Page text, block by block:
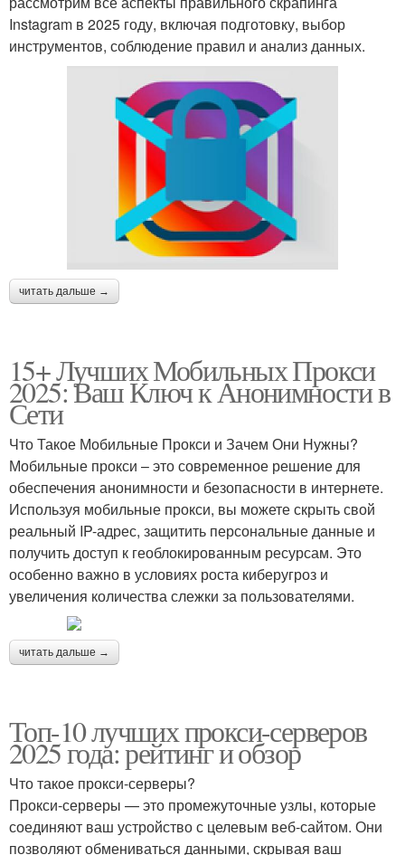
Instagram в 2025 году, включая подготовку, выбор
инструментов, соблюдение правил и анализ данных.
читать дальше →
15+ Лучших Мобильных Прокси
2025: Ваш Ключ к Анонимности в
Сети
Что Такое Мобильные Прокси и Зачем Они Нужны?
Мобильные прокси – это современное решение для
обеспечения анонимности и безопасности в интернете.
Используя мобильные прокси, вы можете скрыть свой
реальный IP-адрес, защитить персональные данные и
получить доступ к геоблокированным ресурсам. Это
особенно важно в условиях роста киберугроз и
увеличения количества слежки за пользователями.
читать дальше →
Топ-10 лучших прокси-серверов
2025 года: рейтинг и обзор
Что такое прокси-серверы?
Прокси-серверы — это промежуточные узлы, которые
соединяют ваш устройство с целевым веб-сайтом. Они
позволяют обмениваться данными, скрывая ваш